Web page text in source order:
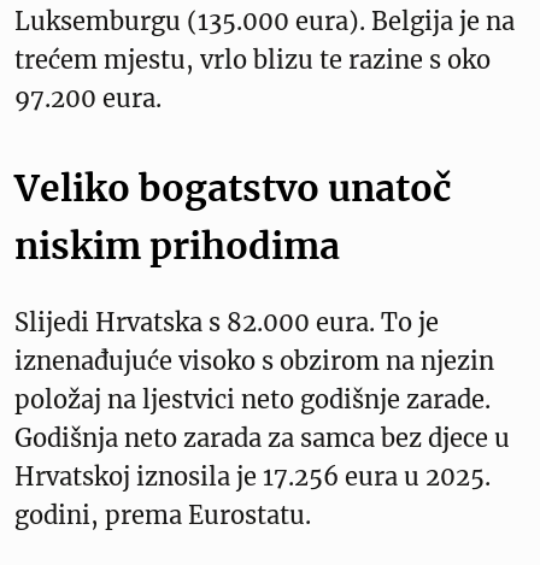
Luksemburgu (135.000 eura). Belgija je na
trećem mjestu, vrlo blizu te razine s oko
97.200 eura.
Veliko bogatstvo unatoč
niskim prihodima
Slijedi Hrvatska s 82.000 eura. To je
iznenađujuće visoko s obzirom na njezin
položaj na ljestvici neto godišnje zarade.
Godišnja neto zarada za samca bez djece u
Hrvatskoj iznosila je 17.256 eura u 2025.
godini, prema Eurostatu.